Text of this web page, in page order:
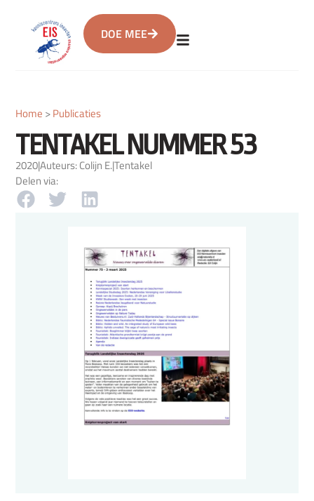
DOE MEE
Home >Publicaties
TENTAKEL NUMMER 53
2020|Auteurs: Colijn E.|Tentakel
Delen via: